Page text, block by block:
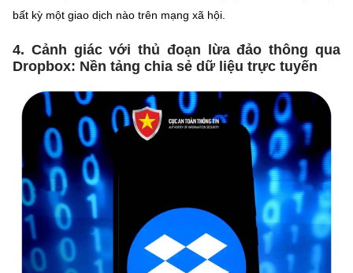
bất kỳ một giao dịch nào trên mạng xã hội.
4. Cảnh giác với thủ đoạn lừa đảo thông qua
Dropbox: Nền tảng chia sẻ dữ liệu trực tuyến